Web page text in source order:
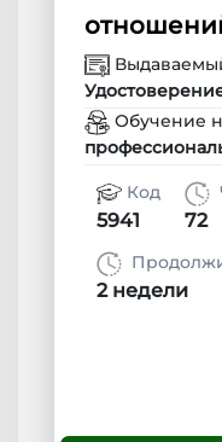
Обучение
Код
5941 72
2 недели